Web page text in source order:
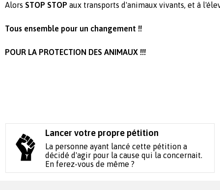
Alors STOP STOP aux transports d'animaux vivants, et à
Tous ensemble pour un changement !!
POUR LA PROTECTION DES ANIMAUX !!!
Lancer votre propre pétition
La personne ayant lancé cette pétition a
décidé d'agir pour la cause qui la concernait.
En ferez-vous de même ?